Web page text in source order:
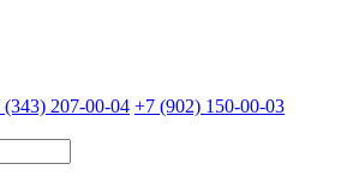
(343) 207-00-04 +7 (902) 150-00-03